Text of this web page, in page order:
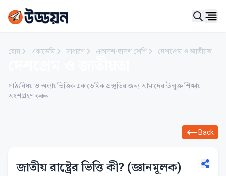
হোম একাডেমি সাধারণ একাদশ-দ্বাদশ শ্রেণি দেশপ্রেম ও জাতীয়তা
পাঠ্যবিষয় ও অধ্যায়ভিত্তিক একাডেমিক প্রস্তুতির জন্য আমাদের উন্মুক্ত শিক্ষায়
অংশগ্রহণ করুন।
Back
জাতীয় রাষ্ট্রের ভিত্তি কী? (জ্ঞানমূলক)